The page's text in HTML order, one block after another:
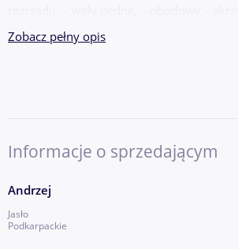
diagnostykę komputerową, Naprawa i
Zobacz pełny opis
Informacje o sprzedającym
Andrzej
Jasło
Podkarpackie